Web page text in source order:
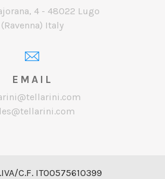
4 - 48022 Lugo
(Ravenna) Italy
EMAIL
C.F. IT00575610399